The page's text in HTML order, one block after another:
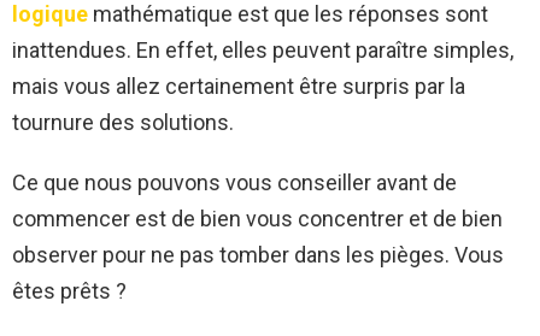
logique mathématique est que les réponses sont
inattendues. En effet, elles peuvent paraître simples,
mais vous allez certainement être surpris par la
tournure des solutions.
Ce que nous pouvons vous conseiller avant de
commencer est de bien vous concentrer et de bien
observer pour ne pas tomber dans les pièges. Vous
êtes prêts ?